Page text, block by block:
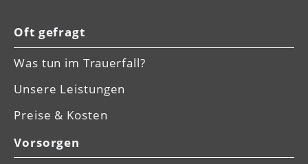
Oft gefragt
Was tun im Trauerfall?
Unsere Leistungen
Preise & Kosten
Vorsorgen